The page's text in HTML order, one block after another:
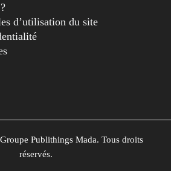
d’utilisation du site
Publithings Mada. Tous droits
réservés.